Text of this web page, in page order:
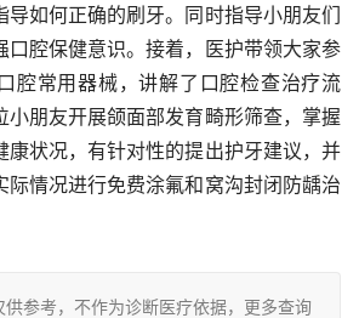
导如何正确的刷牙。同时指导小朋友们
口腔保健意识。接着，医护带领大家参
腔常用器械，讲解了口腔检查治疗流
小朋友开展颌面部发育畸形筛查，掌握
康状况，有针对性的提出护牙建议，并
际情况进行免费涂氟和窝沟封闭防龋治
参考，不作为诊断医疗依据，更多查询